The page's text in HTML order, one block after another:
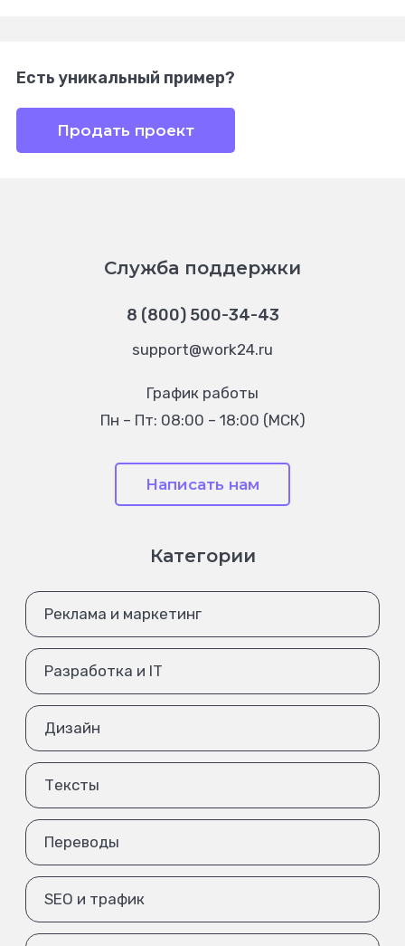
Есть уникальный пример?
Продать проект
Служба поддержки
8 (800) 500-34-43
support@work24.ru
График работы
Пн – Пт: 08:00 – 18:00 (МСК)
Написать нам
Категории
Реклама и маркетинг
Разработка и IT
Дизайн
Тексты
Переводы
SEO и трафик